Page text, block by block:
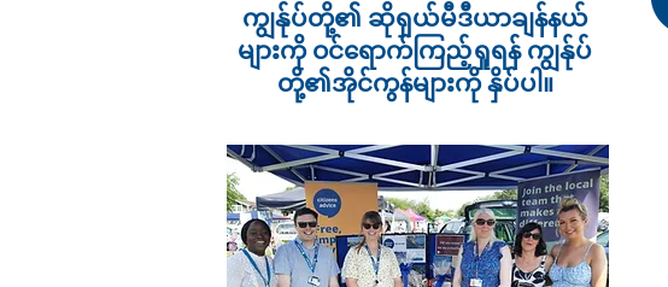
ကျွန်ုပ်တို့၏ ဆိုရှယ်မီဒီယာချန်နယ်
များကို ဝင်ရောက်ကြည့်ရှုရန် ကျွန်ုပ်
တို့၏အိုင်ကွန်များကို နှိပ်ပါ။